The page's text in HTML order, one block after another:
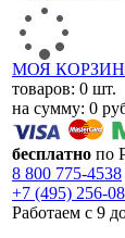
МОЯ
товаров: 0 шт.
на сумму: 0
бесплатно по
8 800 775-4538
+7 (495) 256-
Работаем с 9